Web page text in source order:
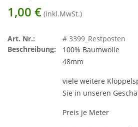
1,00 € (inkl.MwSt.)
Art. Nr.:
# 3399_Restposten
Beschreibung:
100% Baumwolle
48mm
viele weitere
Sie in unseren
Preis je Meter